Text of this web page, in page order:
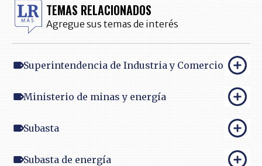
TEMAS RELACIONADOS
Agregue sus temas de interés
Superintendencia de Industria y Comercio
Ministerio de minas y energía
Subasta
Subasta de energía